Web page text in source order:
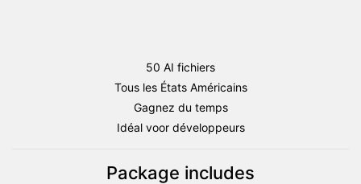
50 AI fichiers
Tous les États Américains
Gagnez du temps
Idéal voor développeurs
Package includes